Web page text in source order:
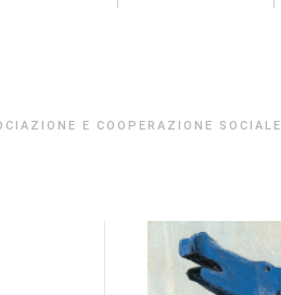
E COOPERAZIONE SOCIALE